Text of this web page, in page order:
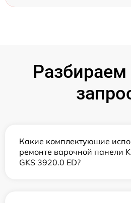
Какие комплектующие
ремонте варочной панели
GKS 3920.0 ED?